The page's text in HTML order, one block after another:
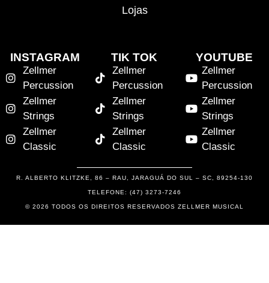
Lojas
INSTAGRAM
Zellmer
Percussion
Zellmer
Strings
Zellmer
Classic
TIK TOK
Zellmer
Percussion
Zellmer
Strings
Zellmer
Classic
YOUTUBE
Zellmer
Percussion
Zellmer
Strings
Zellmer
Classic
R. ALBERTO KLITZKE, 86 – RAU, JARAGUÁ DO SUL – SC, 89254-130
TELEFONE: (47) 3273-7246
© 2026 TODOS OS DIREITOS RESERVADOS ZELLMER MUSICAL